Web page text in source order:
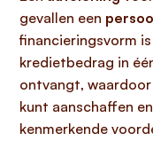
gevallen een
financieringsvorm
kredietbedrag in
ontvangt,
kunt aanschaffen
kenmerkende